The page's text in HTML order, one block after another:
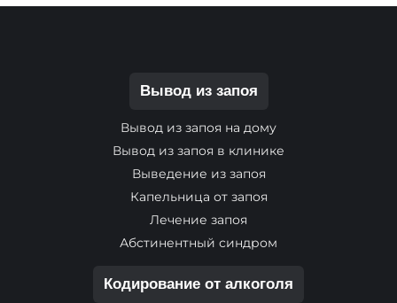
Вывод из запоя
Вывод из запоя на дому
Вывод из запоя в клинике
Выведение из запоя
Капельница от запоя
Лечение запоя
Абстинентный синдром
Кодирование от алкоголя